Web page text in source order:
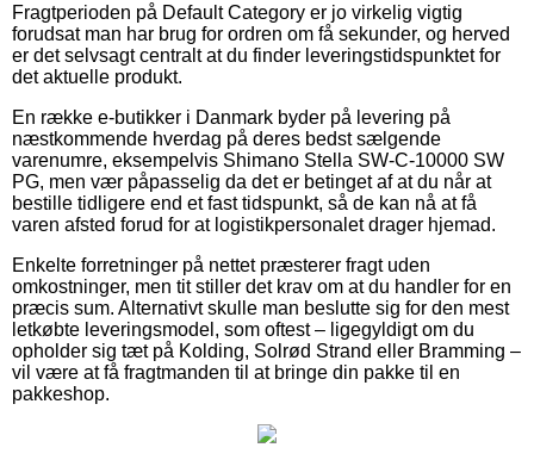
Fragtperioden på Default Category er jo virkelig vigtig
forudsat man har brug for ordren om få sekunder, og herved
er det selvsagt centralt at du finder leveringstidspunktet for
det aktuelle produkt.
En række e-butikker i Danmark byder på levering på
næstkommende hverdag på deres bedst sælgende
varenumre, eksempelvis Shimano Stella SW-C-10000 SW
PG, men vær påpasselig da det er betinget af at du når at
bestille tidligere end et fast tidspunkt, så de kan nå at få
varen afsted forud for at logistikpersonalet drager hjemad.
Enkelte forretninger på nettet præsterer fragt uden
omkostninger, men tit stiller det krav om at du handler for en
præcis sum. Alternativt skulle man beslutte sig for den mest
letkøbte leveringsmodel, som oftest – ligegyldigt om du
opholder sig tæt på Kolding, Solrød Strand eller Bramming –
vil være at få fragtmanden til at bringe din pakke til en
pakkeshop.